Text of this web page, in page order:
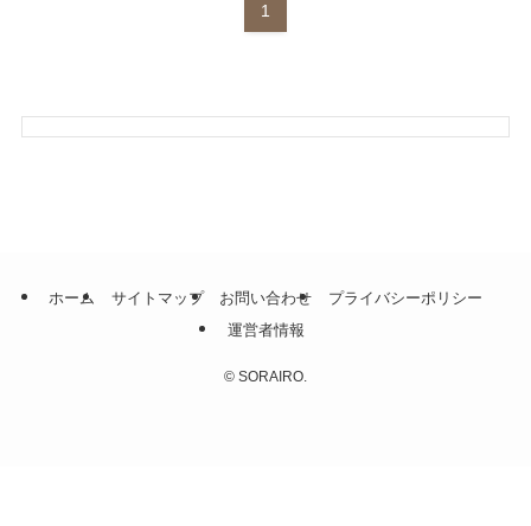
1
ホーム サイトマップ お問い合わせ
プライバシーポリシー
運営者情報
© SORAIRO.